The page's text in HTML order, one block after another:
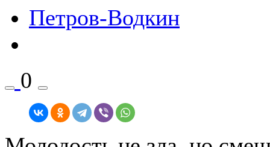
Петров-Водкин
0